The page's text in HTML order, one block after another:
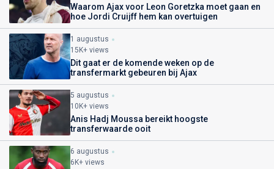
Waarom Ajax voor Leon Goretzka moet gaan en
hoe Jordi Cruijff hem kan overtuigen
1 augustus
15K+ views
Dit gaat er de komende weken op de
transfermarkt gebeuren bij Ajax
5 augustus
10K+ views
Anis Hadj Moussa bereikt hoogste
transferwaarde ooit
6 augustus
6K+ views